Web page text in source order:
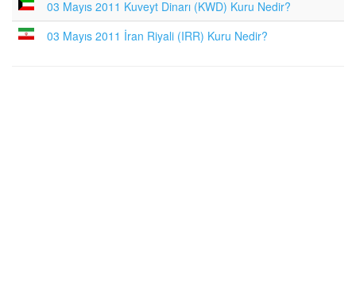
03 Mayıs 2011 Kuveyt Dinarı (KWD) Kuru Nedir?
03 Mayıs 2011 İran Riyali (IRR) Kuru Nedir?